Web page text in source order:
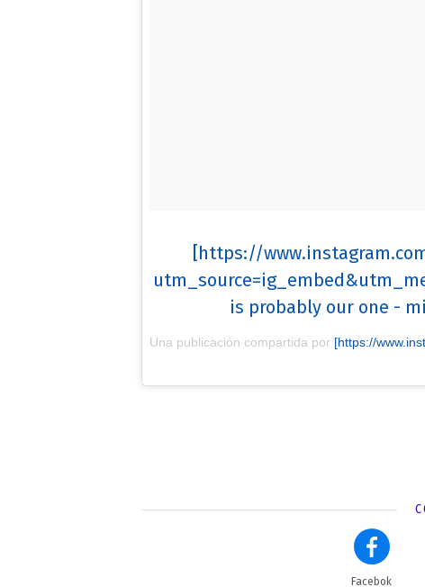
[https://
is probably our one -
Una publicación compartida por [https://www.instagram.com/mileycyrus/
Facebok